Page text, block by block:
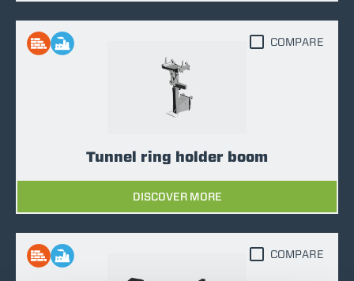
Tunnel ring holder boom
DISCOVER MORE
COMPARE
COMPARE